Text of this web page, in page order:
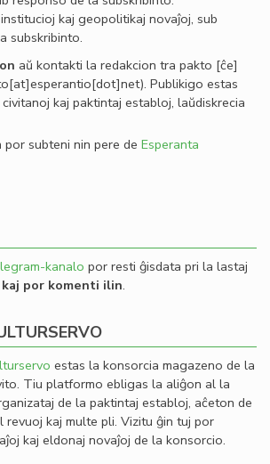
kaj geopolitikaj novaĵoj, sub
subskribinto.
aŭ kontakti la redakcion tra pakto [ĉe]
. Publikigo estas
kaj paktintaj establoj, laŭdiskrecia
subteni nin pere de Esperanta
kanalo por resti ĝisdata pri la lastaj
kaj por komenti ilin.
estas la konsorcia magazeno de la
Tiu platformo ebligas la aliĝon al la
de la paktintaj establoj, aĉeton de
revuoj kaj multe pli. Vizitu ĝin tuj por
kaj eldonaj novaĵoj de la konsorcio.